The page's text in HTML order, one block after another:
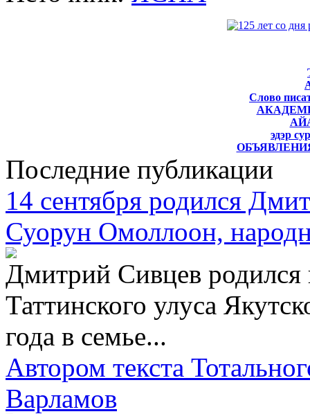
Слово
эдэр
Последние публикации
14 сентября родился
Суорун Омоллоон,
Дмитрий Сивцев родился
Таттинского улуса
года в семье...
Автором текста
Варламов